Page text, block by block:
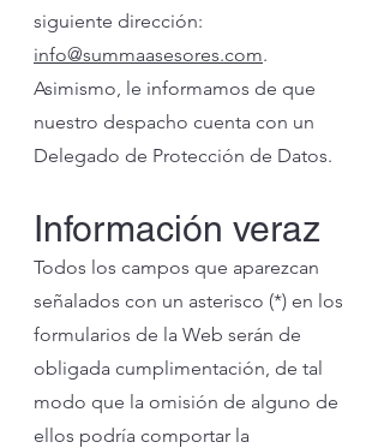
siguiente dirección:
info@summaasesores.com.
Asimismo, le informamos de que
nuestro despacho cuenta con un
Delegado de Protección de Datos.
Información veraz
Todos los campos que aparezcan
señalados con un asterisco (*) en los
formularios de la Web serán de
obligada cumplimentación, de tal
modo que la omisión de alguno de
ellos podría comportar la